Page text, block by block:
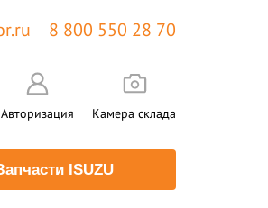
8 800 550 28 70
Авторизация Камера склада
ISUZU